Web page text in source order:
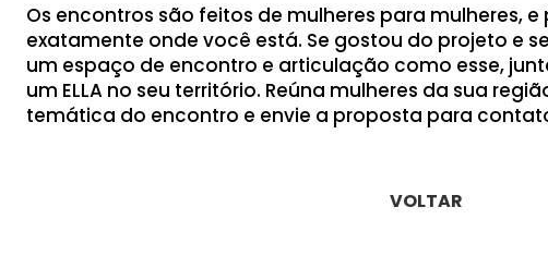
Os encontros são feitos de mulheres para mulheres,
exatamente onde você está. Se gostou do projeto e
um espaço de encontro e articulação como esse,
um ELLA no seu território. Reúna mulheres da sua
temática do encontro e envie a proposta para
VOLTAR